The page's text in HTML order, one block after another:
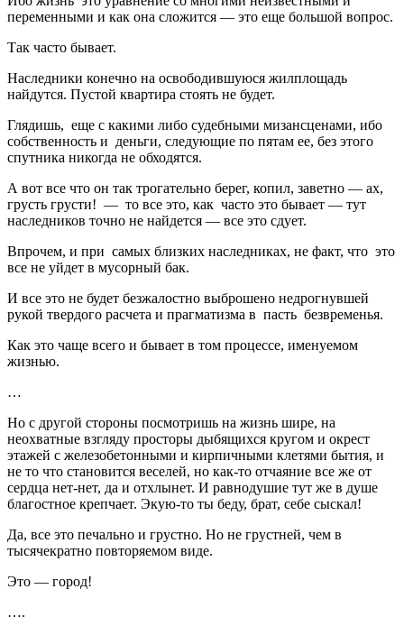
переменными и как она сложится — это еще большой вопрос.
Так часто бывает.
Наследники конечно на освободившуюся жилплощадь
найдутся. Пустой квартира стоять не будет.
Глядишь, еще с какими либо судебными мизансценами, ибо
собственность и деньги, следующие по пятам ее, без этого
спутника никогда не обходятся.
А вот все что он так трогательно берег, копил, заветно — ах,
грусть грусти! — то все это, как часто это бывает — тут
наследников точно не найдется — все это сдует.
Впрочем, и при самых близких наследниках, не факт, что это
все не уйдет в мусорный бак.
И все это не будет безжалостно выброшено недрогнувшей
рукой твердого расчета и прагматизма в пасть безвременья.
Как это чаще всего и бывает в том процессе, именуемом
жизнью.
…
Но с другой стороны посмотришь на жизнь шире, на
неохватные взгляду просторы дыбящихся кругом и окрест
этажей с железобетонными и кирпичными клетями бытия, и
не то что становится веселей, но как-то отчаяние все же от
сердца нет-нет, да и отхлынет. И равнодушие тут же в душе
благостное крепчает. Экую-то ты беду, брат, себе сыскал!
Да, все это печально и грустно. Но не грустней, чем в
тысячекратно повторяемом виде.
Это — город!
….